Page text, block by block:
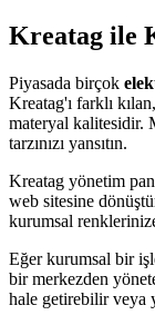
Kreatag ile
Piyasada birçok
Kreatag'ı farklı
materyal kalitesidir.
tarzınızı yansıtın.
Kreatag yönetim
web sitesine
kurumsal
Eğer kurumsal bir
bir merkezden
hale getirebilir veya